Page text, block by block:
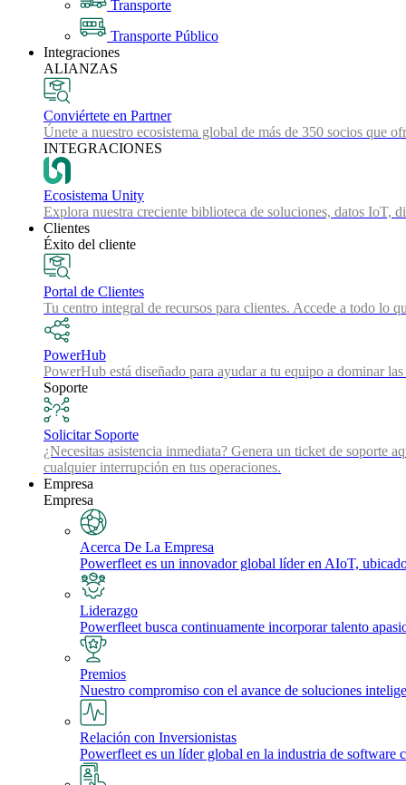
Transporte
Transporte Público
Integraciones
ALIANZAS
Conviértete en Partner
Únete a nuestro ecosistema global de más de 350 socios que
INTEGRACIONES
Ecosistema Unity
Explora nuestra creciente biblioteca de soluciones, datos IoT,
Clientes
Éxito del cliente
Portal de Clientes
Tu centro integral de recursos para clientes. Accede a todo lo
PowerHub
PowerHub está diseñado para ayudar a tu equipo a dominar
Soporte
Solicitar Soporte
¿Necesitas asistencia inmediata? Genera un ticket de soporte
cualquier interrupción en tus operaciones.
Empresa
Empresa
Acerca De La Empresa
Powerfleet es un innovador global líder en AIoT,
Liderazgo
Powerfleet busca continuamente incorporar talento
Premios
Nuestro compromiso con el avance de soluciones
Relación con Inversionistas
Powerfleet es un líder global en la industria de